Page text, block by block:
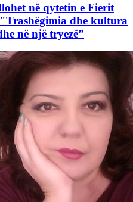
në qytetin e Fierit
dhe kultura
në një tryezë”